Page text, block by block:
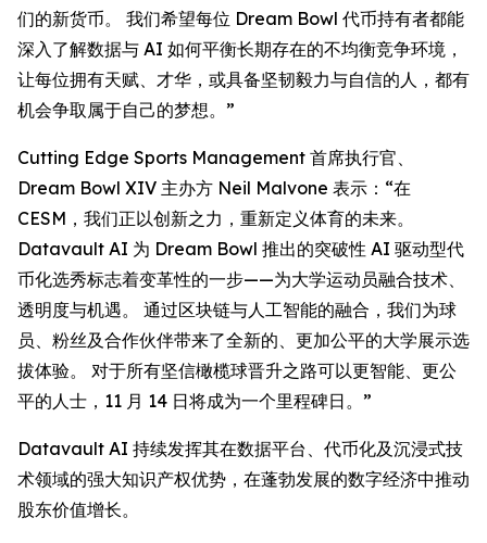
们的新货币。 我们希望每位 Dream Bowl 代币持有者都能
深入了解数据与 AI 如何平衡长期存在的不均衡竞争环境，
让每位拥有天赋、才华，或具备坚韧毅力与自信的人，都有
机会争取属于自己的梦想。”
Cutting Edge Sports Management 首席执行官、
Dream Bowl XIV 主办方 Neil Malvone 表示：“在
CESM，我们正以创新之力，重新定义体育的未来。
Datavault AI 为 Dream Bowl 推出的突破性 AI 驱动型代
币化选秀标志着变革性的一步——为大学运动员融合技术、
透明度与机遇。 通过区块链与人工智能的融合，我们为球
员、粉丝及合作伙伴带来了全新的、更加公平的大学展示选
拔体验。 对于所有坚信橄榄球晋升之路可以更智能、更公
平的人士，11 月 14 日将成为一个里程碑日。”
Datavault AI 持续发挥其在数据平台、代币化及沉浸式技
术领域的强大知识产权优势，在蓬勃发展的数字经济中推动
股东价值增长。